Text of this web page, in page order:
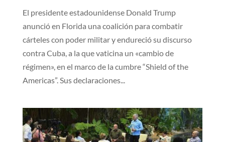
El presidente estadounidense Donald Trump
anunció en Florida una coalición para combatir
cárteles con poder militar y endureció su discurso
contra Cuba, a la que vaticina un «cambio de
régimen», en el marco de la cumbre “Shield of the
Americas”. Sus declaraciones...